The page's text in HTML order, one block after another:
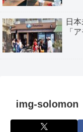
日
「
img-solomon